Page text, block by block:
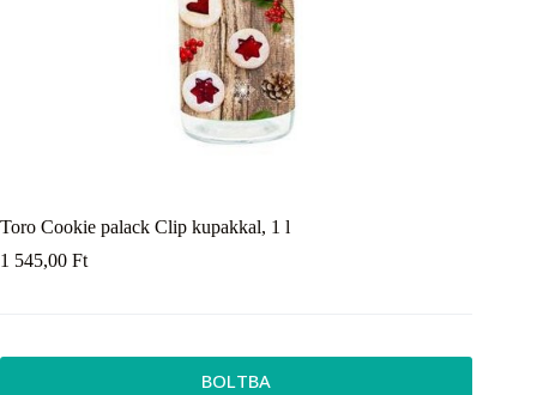
Toro Cookie palack Clip kupakkal, 1 l
1 545,00 Ft
BOLTBA